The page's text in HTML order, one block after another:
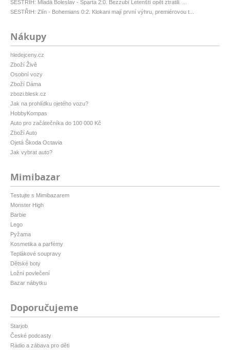
SESTŘIH: Mladá Boleslav - Sparta 2:0. Bezzubí Letenští opět ztratili. ...
SESTŘIH: Zlín - Bohemians 0:2. Klokani mají první výhru, premiérovou t...
Nákupy
hledejceny.cz
Zboží Živě
Osobní vozy
Zboží Dáma
zbozi.blesk.cz
Jak na prohlídku ojetého vozu?
HobbyKompas
Auto pro začátečníka do 100 000 Kč
Zboží Auto
Ojetá Škoda Octavia
Jak vybrat auto?
Mimibazar
Testujte s Mimibazarem
Monster High
Barbie
Lego
Pyžama
Kosmetika a parfémy
Teplákové soupravy
Dětské boty
Ložní povlečení
Bazar nábytku
Doporučujeme
Starjob
České podcasty
Rádio a zábava pro děti